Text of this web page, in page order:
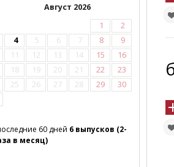
Август 2026
1
2
4 5 6 7 8
9
11 12 13 14 15
16
18 19 20 21 22
23
25 26 27 28 29
30
60 дней 6 выпусков (2-
в месяц)